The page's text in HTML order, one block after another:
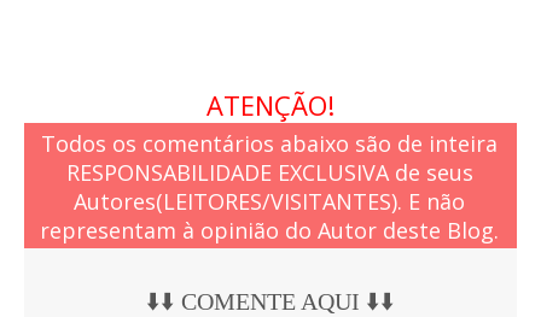
ATENÇÃO!
Todos os comentários abaixo são de inteira
RESPONSABILIDADE EXCLUSIVA de seus
Autores(LEITORES/VISITANTES). E não
representam à opinião do Autor deste Blog.
⬇️⬇️ COMENTE AQUI ⬇️⬇️